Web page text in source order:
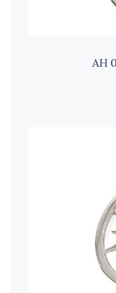
AH